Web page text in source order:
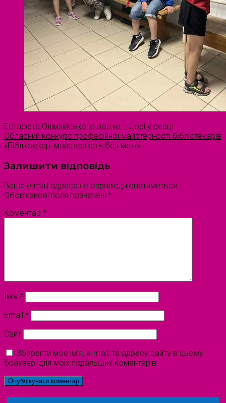
Естафета Олімпійського вогню – досі у серці
Обласний конкурс професійної майстерності бібліотекарів
«Бібліотекар: майстерність без меж»
Залишити відповідь
Ваша e-mail адреса не оприлюднюватиметься.
Обов’язкові поля позначені *
Коментар *
Ім'я *
Email *
Сайт
Зберегти моє ім'я, e-mail, та адресу сайту в цьому
браузері для моїх подальших коментарів.